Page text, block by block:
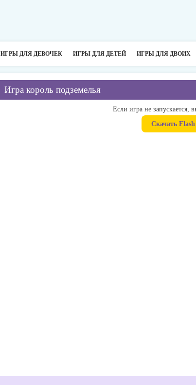
ИГРЫ ДЛЯ ДЕВОЧЕК ИГРЫ ДЛЯ ДЕТЕЙ ИГРЫ ДЛЯ ДВОИХ
Игра король подземелья
Если игра не запускается,
Скачать